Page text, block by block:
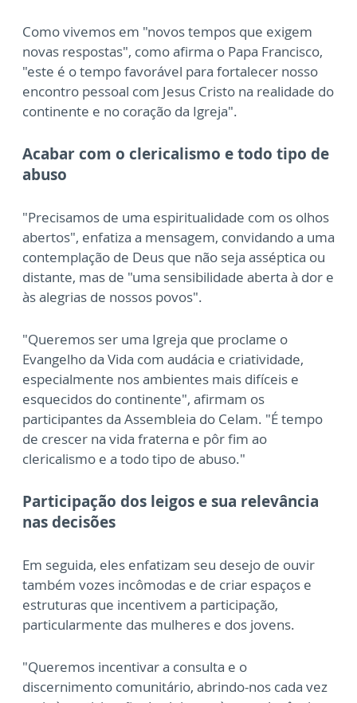
Como vivemos em "novos tempos que exigem
novas respostas", como afirma o Papa Francisco,
"este é o tempo favorável para fortalecer nosso
encontro pessoal com Jesus Cristo na realidade do
continente e no coração da Igreja".
Acabar com o clericalismo e todo tipo de
abuso
"Precisamos de uma espiritualidade com os olhos
abertos", enfatiza a mensagem, convidando a uma
contemplação de Deus que não seja asséptica ou
distante, mas de "uma sensibilidade aberta à dor e
às alegrias de nossos povos".
"Queremos ser uma Igreja que proclame o
Evangelho da Vida com audácia e criatividade,
especialmente nos ambientes mais difíceis e
esquecidos do continente", afirmam os
participantes da Assembleia do Celam. "É tempo
de crescer na vida fraterna e pôr fim ao
clericalismo e a todo tipo de abuso."
Participação dos leigos e sua relevância
nas decisões
Em seguida, eles enfatizam seu desejo de ouvir
também vozes incômodas e de criar espaços e
estruturas que incentivem a participação,
particularmente das mulheres e dos jovens.
"Queremos incentivar a consulta e o
discernimento comunitário, abrindo-nos cada vez